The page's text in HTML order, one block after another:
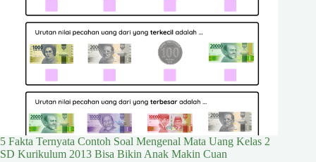
5 Fakta Ternyata Contoh Soal Mengenal Mata Uang Kelas 2
SD Kurikulum 2013 Bisa Bikin Anak Makin Cuan